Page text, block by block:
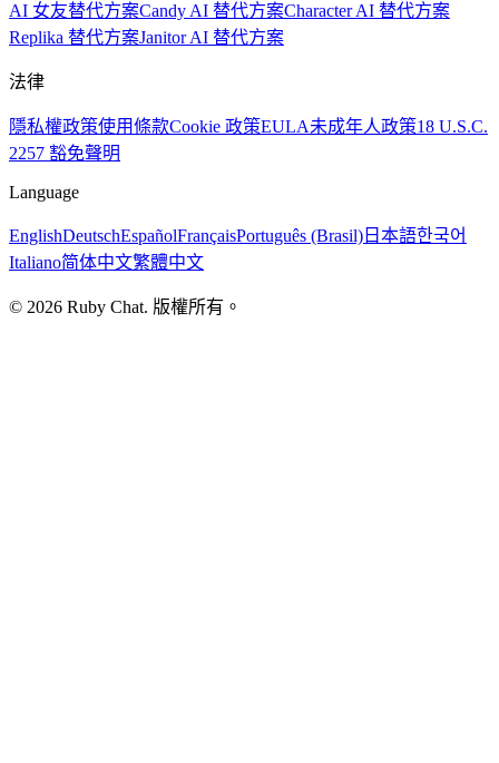
AI 女友替代方案Candy AI 替代方案Character AI 替代方案
Replika 替代方案Janitor AI 替代方案
法律
隱私權政策使用條款Cookie 政策EULA未成年人政策18 U.S.C.
2257 豁免聲明
Language
EnglishDeutschEspañolFrançaisPortuguês (Brasil) 日本語한국어
Italiano简体中文繁體中文
© 2026 Ruby Chat. 版權所有。